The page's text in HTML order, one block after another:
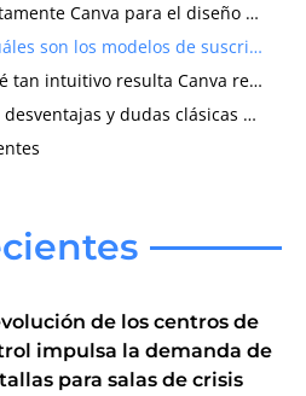
¿Cómo funciona exactamente Canva para el diseño digital?
¿Cómo se accede y cuáles son los modelos de suscripción de Canva?
Primeros pasos y ¿qué tan intuitivo resulta Canva realmente?
¿Cuáles son ventajas, desventajas y dudas clásicas sobre Canva?
de los centros de
impulsa la demanda de
para salas de crisis